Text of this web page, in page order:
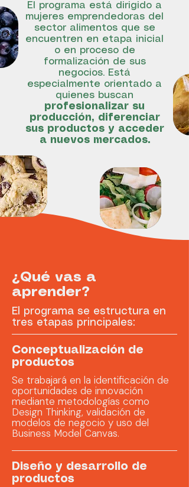
El programa está dirigido a
mujeres emprendedoras del
sector alimentos que se
encuentren en etapa inicial
o en proceso de
formalización de sus
negocios. Está
especialmente orientado a
quienes buscan
profesionalizar su
producción, diferenciar
sus productos y acceder
a nuevos mercados.
¿Qué vas a
aprender?
El programa se estructura en
tres etapas principales:
Conceptualización de
productos
Se trabajará en la identificación de
oportunidades de innovación
mediante metodologías como
Design Thinking, validación de
modelos de negocio y uso del
Business Model Canvas.
Diseño y desarrollo de
productos